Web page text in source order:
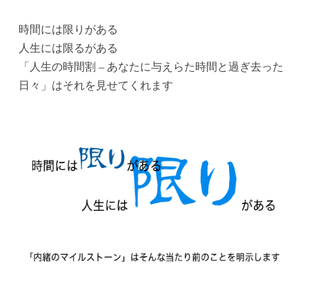
時間には限りがある
人生には限るがある
「人生の時間割 – あなたに与えらた時間と過ぎ去った
日々」はそれを見せてくれます